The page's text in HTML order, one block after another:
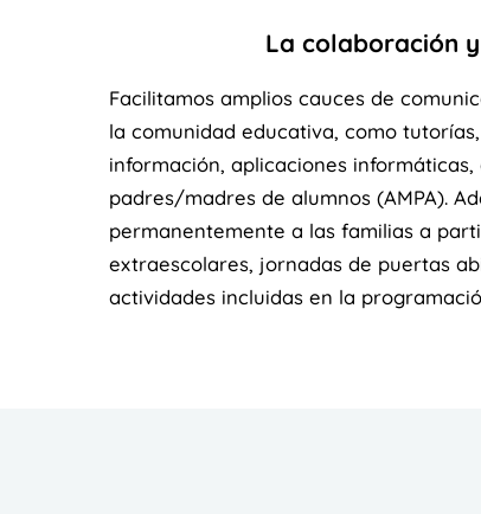
La colaboración
Facilitamos amplios cauces de
la comunidad educativa, como
información, aplicaciones
padres/madres de alumnos (AMPA).
permanentemente a las familias a
extraescolares, jornadas de puertas
actividades incluidas en la